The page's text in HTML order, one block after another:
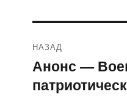
по
записям
НАЗАД
Предыдущая
запись:
Анонс —